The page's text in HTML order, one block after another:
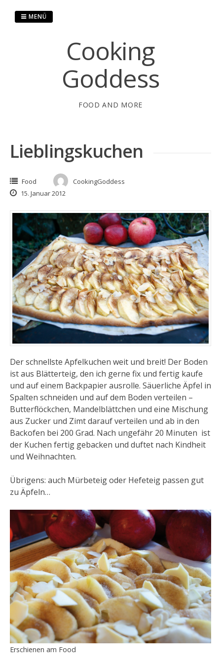
Cooking
Goddess
FOOD AND MORE
MENÜ
Lieblingskuchen
Food
CookingGoddess
15. Januar 2012
Der schnellste Apfelkuchen weit und breit! Der Boden
ist aus Blätterteig, den ich gerne fix und fertig kaufe
und auf einem Backpapier ausrolle. Säuerliche Äpfel in
Spalten schneiden und auf dem Boden verteilen –
Butterflöckchen, Mandelblättchen und eine Mischung
aus Zucker und Zimt darauf verteilen und ab in den
Backofen bei 200 Grad. Nach ungefähr 20 Minuten ist
der Kuchen fertig gebacken und duftet nach Kindheit
und Weihnachten.
Übrigens: auch Mürbeteig oder Hefeteig passen gut
zu Äpfeln…
Erschienen am Food